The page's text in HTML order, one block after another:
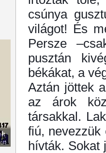
csúnya
világot! És
Persze
pusztán
békákat, a
Aztán jöttek
az árok
társakkal.
fiú, nevezzük
hívták. Sokat